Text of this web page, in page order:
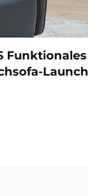
Funktionales